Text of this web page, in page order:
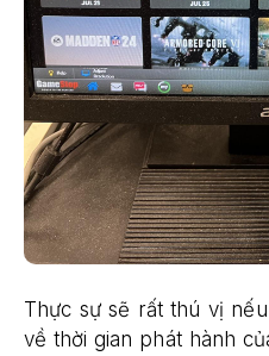
Thực sự sẽ rất thú vị
về thời gian phát hành